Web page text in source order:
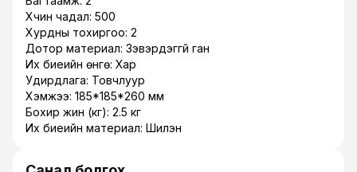
Хүчин чадал: 500
Хурдны тохиргоо: 2
Дотор материал: Зэвэрдэггүй ган
Их биеийн өнгө: Хар
Удирдлага: Товчлуур
Хэмжээ: 185*185*260 мм
Бохир жин (кг): 2.5 кг
Их биеийн материал: Шилэн